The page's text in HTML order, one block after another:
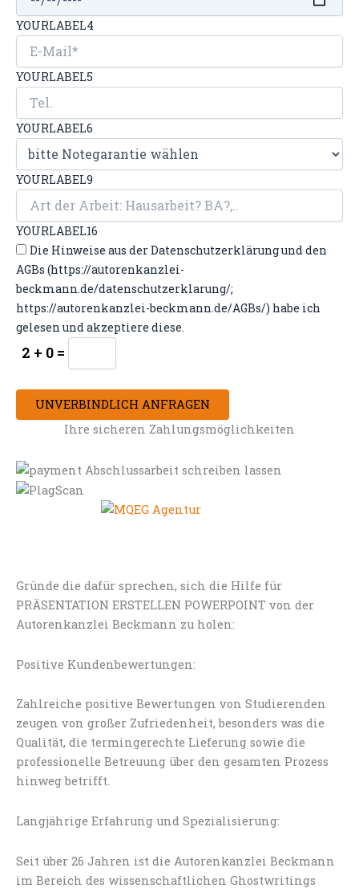
YOURLABEL4
YOURLABEL5
YOURLABEL6
YOURLABEL9
YOURLABEL16
Die Hinweise aus der Datenschutzerklärung und den
AGBs (https://autorenkanzlei-
beckmann.de/datenschutzerklarung/;
https://autorenkanzlei-beckmann.de/AGBs/) habe ich
gelesen und akzeptiere diese.
2 + 0 =
UNVERBINDLICH ANFRAGEN
Ihre sicheren Zahlungsmöglichkeiten
Gründe die dafür sprechen, sich die Hilfe für
PRÄSENTATION ERSTELLEN POWERPOINT von der
Autorenkanzlei Beckmann zu holen:
Positive Kundenbewertungen:
Zahlreiche positive Bewertungen von Studierenden
zeugen von großer Zufriedenheit, besonders was die
Qualität, die termingerechte Lieferung sowie die
professionelle Betreuung über den gesamten Prozess
hinweg betrifft.
Langjährige Erfahrung und Spezialisierung:
Seit über 26 Jahren ist die Autorenkanzlei Beckmann
im Bereich des wissenschaftlichen Ghostwritings